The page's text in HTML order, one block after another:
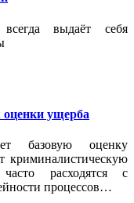
выдаёт себя
оценки ущерба
базовую оценку
криминалистическую
расходятся с
процессов…